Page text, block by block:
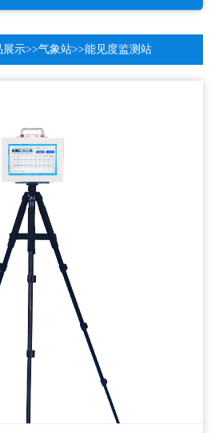
展示>>气象站>>能见度监测站